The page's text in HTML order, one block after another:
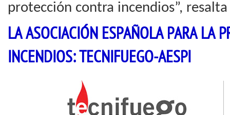
protección contra incendios”,
LA ASOCIACIÓN ESPAÑOLA PARA LA
INCENDIOS: TECNIFUEGO-AESPI